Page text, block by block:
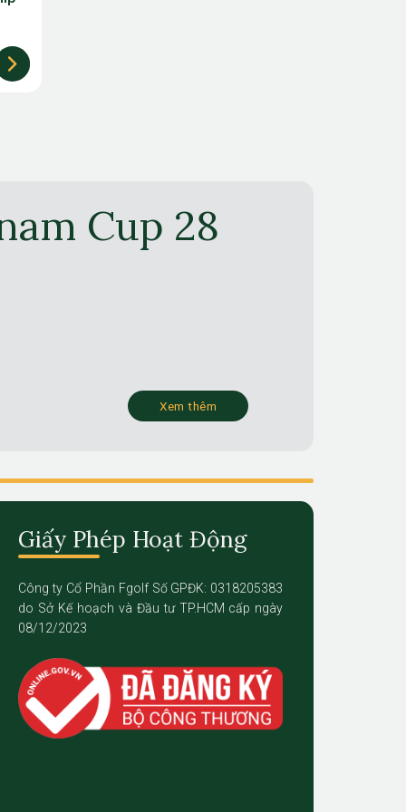
Cup 28
Xem thêm
Giấy Phép Hoạt Động
Công ty Cổ Phần Fgolf Số GPĐK: 0318205383
do Sở Kế hoạch và Đầu tư TP.HCM cấp ngày
08/12/2023